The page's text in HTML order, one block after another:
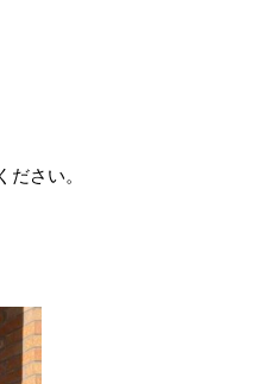
さい。